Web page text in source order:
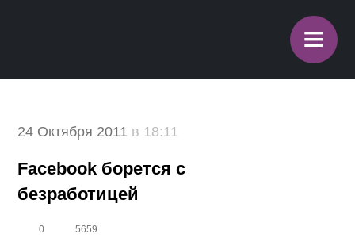
≡
24 Октября 2011 в 18:11
Facebook борется с
безработицей
0 5659